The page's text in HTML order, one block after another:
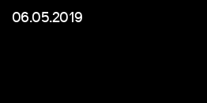
06.05.2019